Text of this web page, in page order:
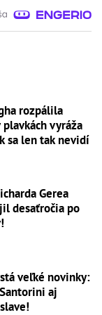
rozpálila
plavkách vyráža
sa len tak nevidí
Gerea
desaťročia po
veľké novinky:
aj